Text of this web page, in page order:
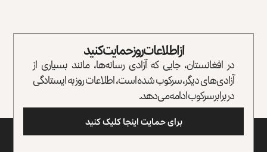
از اطلاعات روز حمایت کنید
در افغانستان، جایی که آزادی رسانه‌ها، مانند بسیاری از
آزادی‌های دیگر، سرکوب شده است، اطلاعات روز به ایستادگی
در برابر سرکوب ادامه می‌دهد.
برای حمایت اینجا کلیک کنید